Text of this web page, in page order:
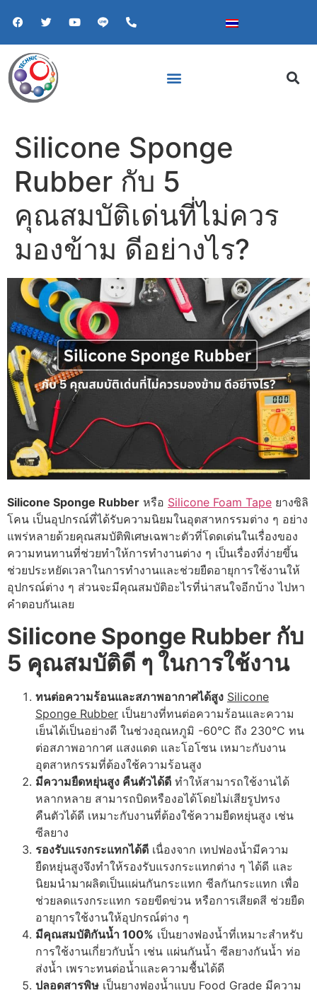
Silicone Sponge
Rubber กับ 5
คุณสมบัติเด่นที่ไม่ควร
มองข้าม ดีอย่างไร?
Silicone Sponge Rubber หรือ Silicone Foam Tape ยางซิลิ
โคน เป็นอุปกรณ์ที่ได้รับความนิยมในอุตสาหกรรมต่าง ๆ อย่าง
แพร่หลายด้วยคุณสมบัติพิเศษเฉพาะตัวที่โดดเด่นในเรื่องของ
ความทนทานที่ช่วยทำให้การทำงานต่าง ๆ เป็นเรื่องที่ง่ายขึ้น
ช่วยประหยัดเวลาในการทำงานและช่วยยืดอายุการใช้งานให้
อุปกรณ์ต่าง ๆ ส่วนจะมีคุณสมบัติอะไรที่น่าสนใจอีกบ้าง ไปหา
คำตอบกันเลย
Silicone Sponge Rubber กับ
5 คุณสมบัติดี ๆ ในการใช้งาน
ทนต่อความร้อนและสภาพอากาศได้สูง Silicone
Sponge Rubber เป็นยางที่ทนต่อความร้อนและความ
เย็นได้เป็นอย่างดี ในช่วงอุณหภูมิ -60°C ถึง 230°C ทน
ต่อสภาพอากาศ แสงแดด และโอโซน เหมาะกับงาน
อุตสาหกรรมที่ต้องใช้ความร้อนสูง
มีความยืดหยุ่นสูง คืนตัวได้ดี ทำให้สามารถใช้งานได้
หลากหลาย สามารถบิดหรืองอได้โดยไม่เสียรูปทรง
คืนตัวได้ดี เหมาะกับงานที่ต้องใช้ความยืดหยุ่นสูง เช่น
ซีลยาง
รองรับแรงกระแทกได้ดี เนื่องจาก เทปฟองน้ำมีความ
ยืดหยุ่นสูงจึงทำให้รองรับแรงกระแทกต่าง ๆ ได้ดี และ
นิยมนำมาผลิตเป็นแผ่นกันกระแทก ซีลกันกระแทก เพื่อ
ช่วยลดแรงกระแทก รอยขีดข่วน หรือการเสียดสี ช่วยยืด
อายุการใช้งานให้อุปกรณ์ต่าง ๆ
มีคุณสมบัติกันน้ำ 100% เป็นยางฟองน้ำที่เหมาะสำหรับ
การใช้งานเกี่ยวกับน้ำ เช่น แผ่นกันน้ำ ซีลยางกันน้ำ ท่อ
ส่งน้ำ เพราะทนต่อน้ำและความชื้นได้ดี
ปลอดสารพิษ เป็นยางฟองน้ำแบบ Food Grade มีความ